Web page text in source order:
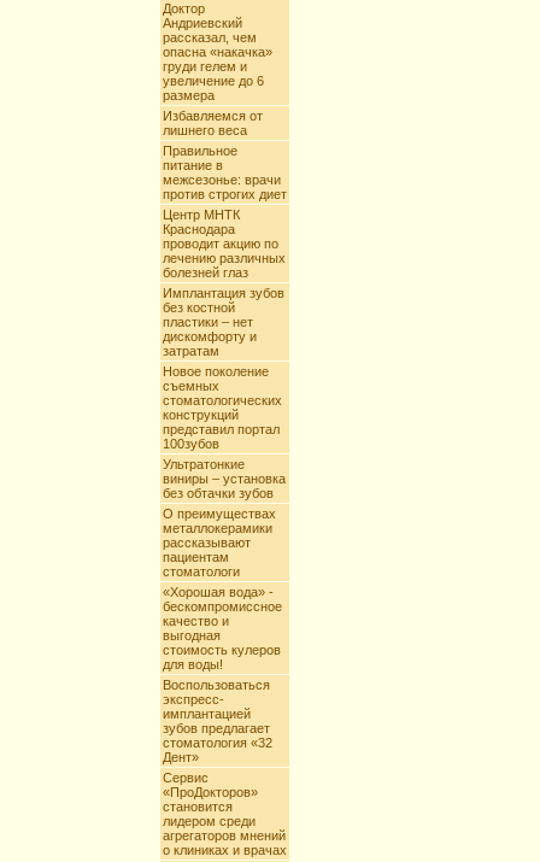
Доктор
Андриевский
рассказал, чем
опасна «накачка»
груди гелем и
увеличение до 6
размера
Избавляемся от
лишнего веса
Правильное
питание в
межсезонье: врачи
против строгих диет
Центр МНТК
Краснодара
проводит акцию по
лечению различных
болезней глаз
Имплантация зубов
без костной
пластики – нет
дискомфорту и
затратам
Новое поколение
съемных
стоматологических
конструкций
представил портал
100зубов
Ультратонкие
виниры – установка
без обтачки зубов
О преимуществах
металлокерамики
рассказывают
пациентам
стоматологи
«Хорошая вода» -
бескомпромиссное
качество и
выгодная
стоимость кулеров
для воды!
Воспользоваться
экспресс-
имплантацией
зубов предлагает
стоматология «32
Дент»
Сервис
«ПроДокторов»
становится
лидером среди
агрегаторов мнений
о клиниках и врачах